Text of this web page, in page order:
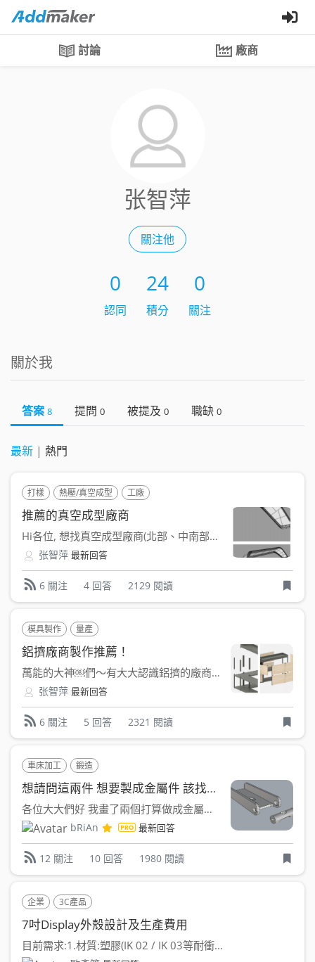
討論 廠商
张智萍
關注他
0
認同
24
積分
0
關注
答案 8 提問 0 被提及 0 職缺 0
最新 | 熱門
打樣 熱壓/真空成型 工廠
推薦的真空成型廠商
Hi各位, 想找真空成型廠商(北部、中南部皆可），是否有...
张智萍 最新回答
6 關注 4 回答 2129 閱讀
模具製作 量產
鋁擠廠商製作推薦！
萬能的大神￼們～有大大認識鋁擠的廠商嗎，規格￼￼ 6063...
张智萍 最新回答
6 關注 5 回答 2321 閱讀
車床加工 鍛造
想請問這兩件 想要製成金屬件 該找什麼廠商
各位大大們好 我畫了兩個打算做成金屬件的零件 希望可以小量...
bRiAn 最新回答
12 關注 10 回答 1980 閱讀
企業 3C產品
7吋Display外殼設計及生產費用
目前需求:1.材質:塑膠(IK 02 / IK 03等耐衝...
關於我